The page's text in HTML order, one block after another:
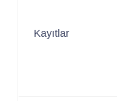
Kayıtlar